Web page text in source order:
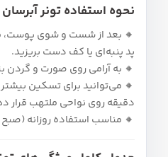
نحوه استفاده تونر آبرسان
🔸 بعد از شست‌ و شوی پوست،
پد پنبه‌ای یا کف دست بریزید.
🔸 به‌ آرامی روی صورت و گردن
🔸 می‌توانید برای تسکین
دقیقه روی نواحی ملتهب قرار
🔸 مناسب استفاده روزانه